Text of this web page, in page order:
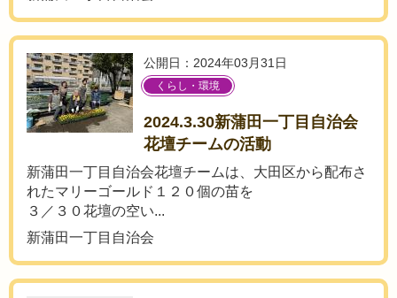
公開日：2024年03月31日
くらし・環境
2024.3.30新蒲田一丁目自治会
花壇チームの活動
新蒲田一丁目自治会花壇チームは、大田区から配布さ
れたマリーゴールド１２０個の苗を
３／３０花壇の空い...
新蒲田一丁目自治会